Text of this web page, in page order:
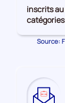
sur
les
inscrits au
catégories
Source: